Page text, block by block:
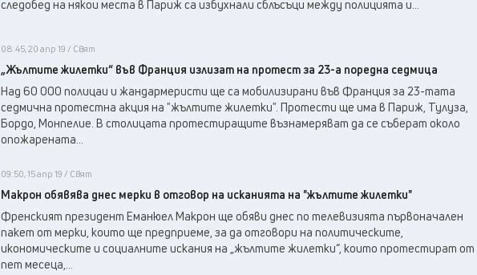
следобед на някои места в Париж са избухнали сблъсъци между полицията и...
08:45, 20 апр 19 / Свят
„Жълтите жилетки“ във Франция излизат на протест за 23-а поредна седмица
Над 60 000 полицаи и жандармеристи ще са мобилизирани във Франция за 23-тата
седмична протестна акция на "жълтите жилетки". Протести ще има в Париж, Тулуза,
Бордо, Монпелие. В столицата протестиращите възнамеряват да се съберат около
опожарената...
09:50, 15 апр 19 / Свят
Макрон обявява днес мерки в отговор на исканията на "жълтите жилетки"
Френският президент Еманюел Макрон ще обяви днес по телевизията първоначален
пакет от мерки, които ще предприеме, за да отговори на политическите,
икономическите и социалните искания на „жълтите жилетки“, които протестират от
пет месеца,...